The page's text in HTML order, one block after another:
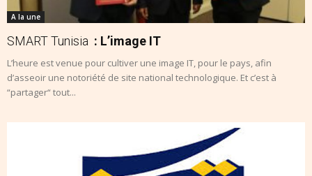
A la une
SMART Tunisia : L’image IT
L’heure est venue pour cultiver une image IT, pour le pays, afin
d’asseoir une notoriété de site national technologique. Et c’est à
“partager“ tout...